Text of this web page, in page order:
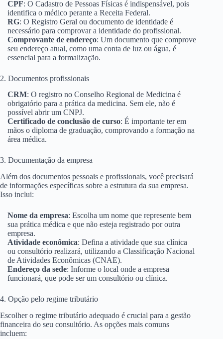
CPF: O Cadastro de Pessoas Físicas é indispensável, pois
identifica o médico perante a Receita Federal.
RG: O Registro Geral ou documento de identidade é
necessário para comprovar a identidade do profissional.
Comprovante de endereço: Um documento que comprove
seu endereço atual, como uma conta de luz ou água, é
essencial para a formalização.
2. Documentos profissionais
CRM: O registro no Conselho Regional de Medicina é
obrigatório para a prática da medicina. Sem ele, não é
possível abrir um CNPJ.
Certificado de conclusão de curso: É importante ter em
mãos o diploma de graduação, comprovando a formação na
área médica.
3. Documentação da empresa
Além dos documentos pessoais e profissionais, você precisará
de informações específicas sobre a estrutura da sua empresa.
Isso inclui:
Nome da empresa: Escolha um nome que represente bem
sua prática médica e que não esteja registrado por outra
empresa.
Atividade econômica: Defina a atividade que sua clínica
ou consultório realizará, utilizando a Classificação Nacional
de Atividades Econômicas (CNAE).
Endereço da sede: Informe o local onde a empresa
funcionará, que pode ser um consultório ou clínica.
4. Opção pelo regime tributário
Escolher o regime tributário adequado é crucial para a gestão
financeira do seu consultório. As opções mais comuns
incluem: